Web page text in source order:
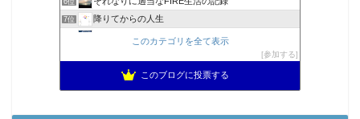
6位
7位 降りてからの人生
2023年(46歳)FIRE！！！＠20XX年FIRE！！！
スパコンSEが効率的投資で一家セミリタイアするブログ
11位 MBAのインデックス投資日記
このカテゴリを全て表示
参加する
このブログに投票する